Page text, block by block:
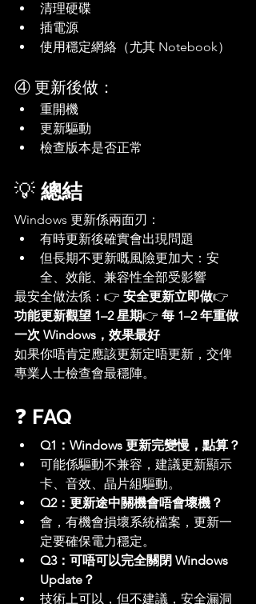
清理硬碟
插電源
使用穩定網絡（尤其 Notebook）
④ 更新後做：
重開機
更新驅動
檢查版本是否正常
💡 總結
Windows 更新係兩面刃：
有時更新後確實會出現問題
但長期不更新嘅風險更加大：安
全、效能、兼容性全部受影響
最安全做法係：👉 安全更新立即做👉
功能更新觀望 1–2 星期👉 每 1–2 年重做
一次 Windows，效果最好
如果你唔肯定應該更新定唔更新，交俾
專業人士檢查會最穩陣。
❓ FAQ
Q1：Windows 更新完變慢，點算？
可能係驅動不兼容，建議更新顯示
卡、音效、晶片組驅動。
Q2：更新途中關機會唔會壞機？
會，有機會損壞系統檔案，更新一
定要確保電力穩定。
Q3：可唔可以完全關閉 Windows
Update？
技術上可以，但不建議，安全漏洞